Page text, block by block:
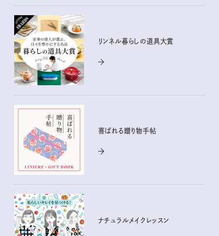
リンネル暮らしの道具大賞
喜ばれる贈り物手帖
ナチュラルメイクレッスン